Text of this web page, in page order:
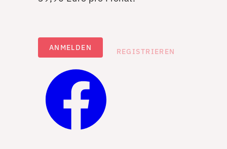
ANMELDEN REGISTRIEREN